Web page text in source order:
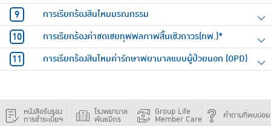
การเรียกร้องสินไหมมรณกรรม
การเรียกร้องค่าชดเชยทุพพลภาพสิ้นเชิงถาวร(ทพ.)*
การเรียกร้องสินไหมค่ารักษาพยาบาลแบบผู้ป่วยนอก (OPD)
หนังสือรับรอง
การชำระเบี้ยฯ
โรงพยาบาล
พันธมิตร
Group Life
Member Care คำถามที่พบบ่อย